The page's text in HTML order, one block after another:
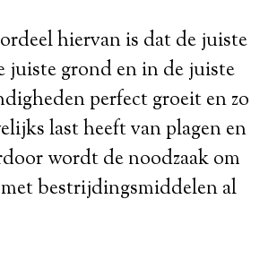
hiervan is dat de juiste
juiste grond en in de juiste
perfect groeit en zo
last heeft van plagen en
wordt de noodzaak om
bestrijdingsmiddelen al